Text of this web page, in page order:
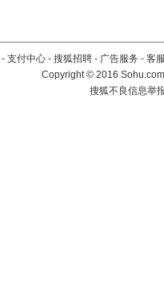
- 支付中心 - 搜狐招聘 - 广告服务 - 客
Copyright©2016
搜狐不良信息举